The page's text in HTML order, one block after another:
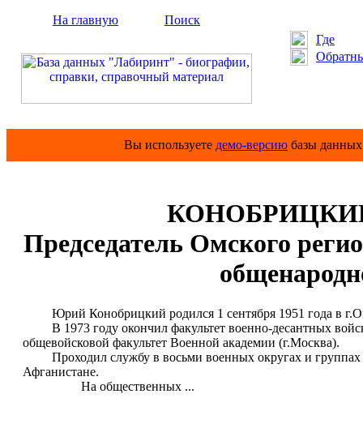
На главную
Поиск
Где
Вы используете демо-версию базы
КОНОБРИЦКИЙ
Председатель Омского
Юрий Конобрицкий родился 1 сентября 1951 года в
В 1973 году окончил факультет военно-десантных
общевойсковой факультет Военной академии (г.Москва).
Проходил службу в восьми военных округах и группах
Афганистане.
На общественных ...